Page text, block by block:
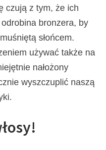
czują z tym, że ich
bronzera, by
słońcem.
używać także na
nałożony
wyszczuplić naszą